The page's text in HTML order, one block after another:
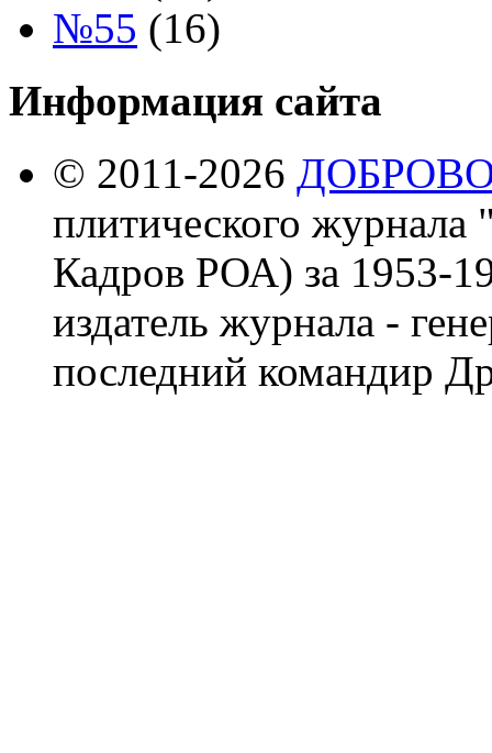
№55 (16)
Информация сайта
© 2011-2026
плитического
Кадров РОА) за 1953-
издатель журнала -
последний командир